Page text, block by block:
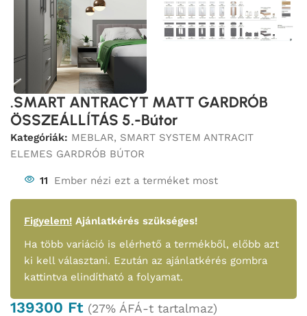
.SMART ANTRACYT MATT GARDRÓB
ÖSSZEÁLLÍTÁS 5.-Bútor
Kategóriák: MEBLAR, SMART SYSTEM ANTRACIT
ELEMES GARDRÓB BÚTOR
11 Ember nézi ezt a terméket most
Figyelem! Ajánlatkérés szükséges!
Ha több variáció is elérhető a termékből, előbb azt
ki kell választani. Ezután az ajánlatkérés gombra
kattintva elindítható a folyamat.
139300 Ft (27% ÁFÁ-t tartalmaz)